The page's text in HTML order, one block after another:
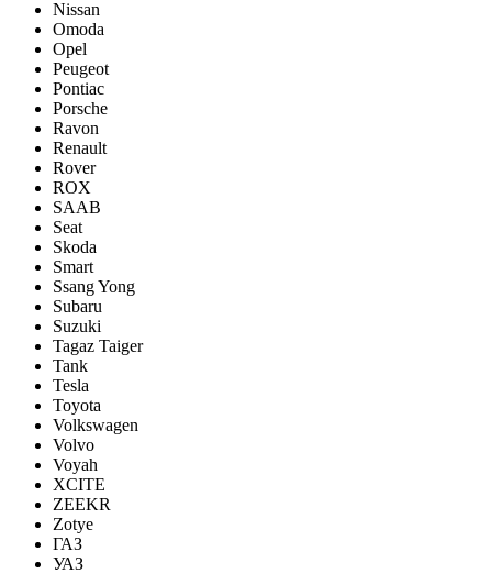
Nissan
Omoda
Opel
Peugeot
Pontiac
Porsсhe
Ravon
Renault
Rover
ROX
SAAB
Seat
Skoda
Smart
Ssang Yong
Subaru
Suzuki
Tagaz Taiger
Tank
Tesla
Toyota
Volkswagen
Volvo
Voyah
XCITE
ZEEKR
Zotye
ГАЗ
УАЗ